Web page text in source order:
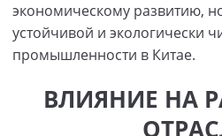
экономическому развитию,
устойчивой и экологически
промышленности в Китае.
ВЛИЯНИЕ НА